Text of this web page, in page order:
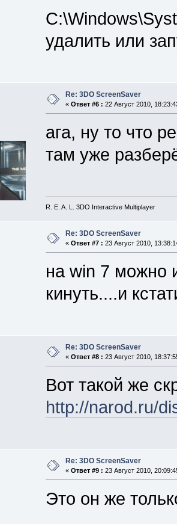
удалить или
Re: 3DO ScreenSaver
« Ответ #6 : 22 Август 2010,
ага, ну то что
там уже
R. E. A. L. 3DO Interactive Multiplayer
Re: 3DO ScreenSaver
« Ответ #7 : 23 Август 2010,
на win 7 можно
кинуть....и
Re: 3DO ScreenSaver
« Ответ #8 : 23 Август 2010,
Вот такой же
http://narod.ru/
Re: 3DO ScreenSaver
« Ответ #9 : 23 Август 2010,
Это он же